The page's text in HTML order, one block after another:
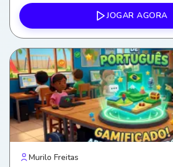
JOGAR AGORA
Murilo Freitas